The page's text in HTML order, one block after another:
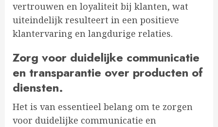
vertrouwen en loyaliteit bij klanten, wat
uiteindelijk resulteert in een positieve
klantervaring en langdurige relaties.
Zorg voor duidelijke communicatie
en transparantie over producten of
diensten.
Het is van essentieel belang om te zorgen
voor duidelijke communicatie en